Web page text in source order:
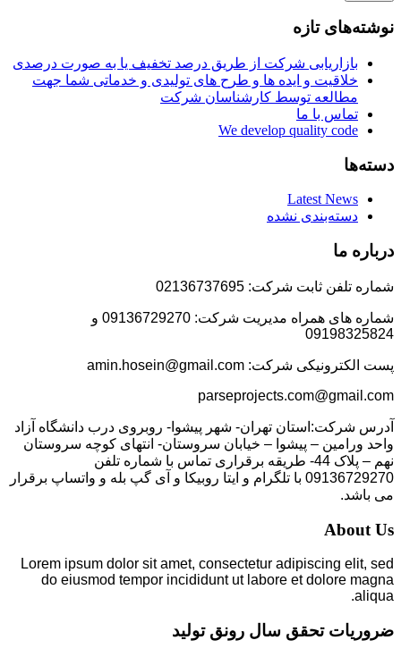
نوشته‌های تازه
بازاریابی شرکت از طریق درصد تخفیف یا به صورت درصدی
خلاقیت و ایده ها و طرح های تولیدی و خدماتی شما جهت
مطالعه توسط کارشناسان شرکت
تماس با ما
We develop quality code
دسته‌ها
Latest News
دسته‌بندی نشده
درباره ما
شماره تلفن ثابت شرکت: 02136737695
شماره های همراه مدیریت شرکت: 09136729270 و
09198325824
پست الکترونیکی شرکت: amin.hosein@gmail.com
parseprojects.com@gmail.com
آدرس شرکت:استان تهران- شهر پیشوا- روبروی درب دانشگاه آزاد
واحد ورامین – پیشوا – خیابان سروستان- انتهای کوچه سروستان
نهم – پلاک 44- طریقه برقراری تماس با شماره تلفن
09136729270 با تلگرام و ایتا روبیکا و آی گپ بله و واتساپ برقرار
می باشد.
About Us
Lorem ipsum dolor sit amet, consectetur adipiscing elit, sed
do eiusmod tempor incididunt ut labore et dolore magna
aliqua.
ضروریات تحقق سال رونق تولید